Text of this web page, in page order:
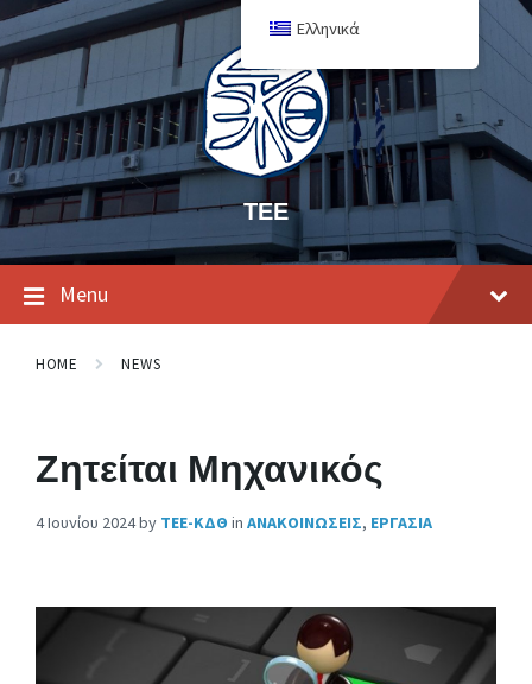
ΤΕΕ
Menu
HOME NEWS
Ζητείται Μηχανικός
4 Ιουνίου 2024by ΤΕΕ-ΚΔΘ in ΑΝΑΚΟΙΝΩΣΕΙΣ, ΕΡΓΑΣΙΑ
Ελληνικά